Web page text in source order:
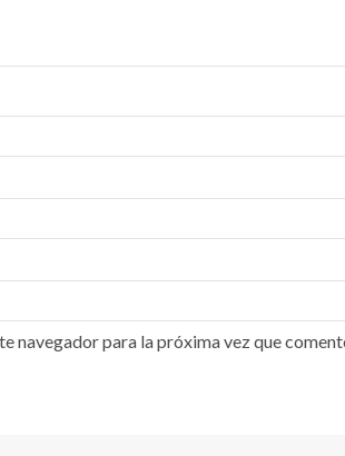
navegador para la próxima vez que